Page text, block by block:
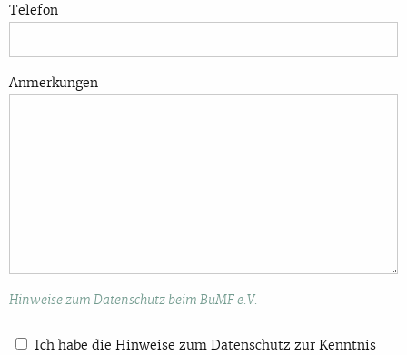
Telefon
Bitte lasse dieses Feld leer.
Bitte lasse dieses Feld leer.
Anmerkungen
Hinweise zum Datenschutz beim BuMF e.V.
Ich habe die Hinweise zum Datenschutz zur Kenntnis